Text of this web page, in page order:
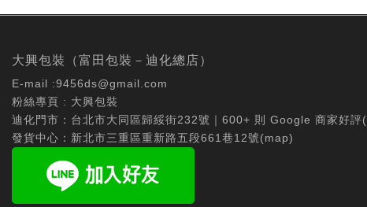
大興包裝（富田包裝－迪化總店）
E-mail :9456ds@gmail.com
粉絲專頁 : 大興包裝
迪化門市：台北市大同區歸綏街232號｜600+ 則 Google 商家好評(
發貨中心：新北市三重區重新路五段661巷12號(map)